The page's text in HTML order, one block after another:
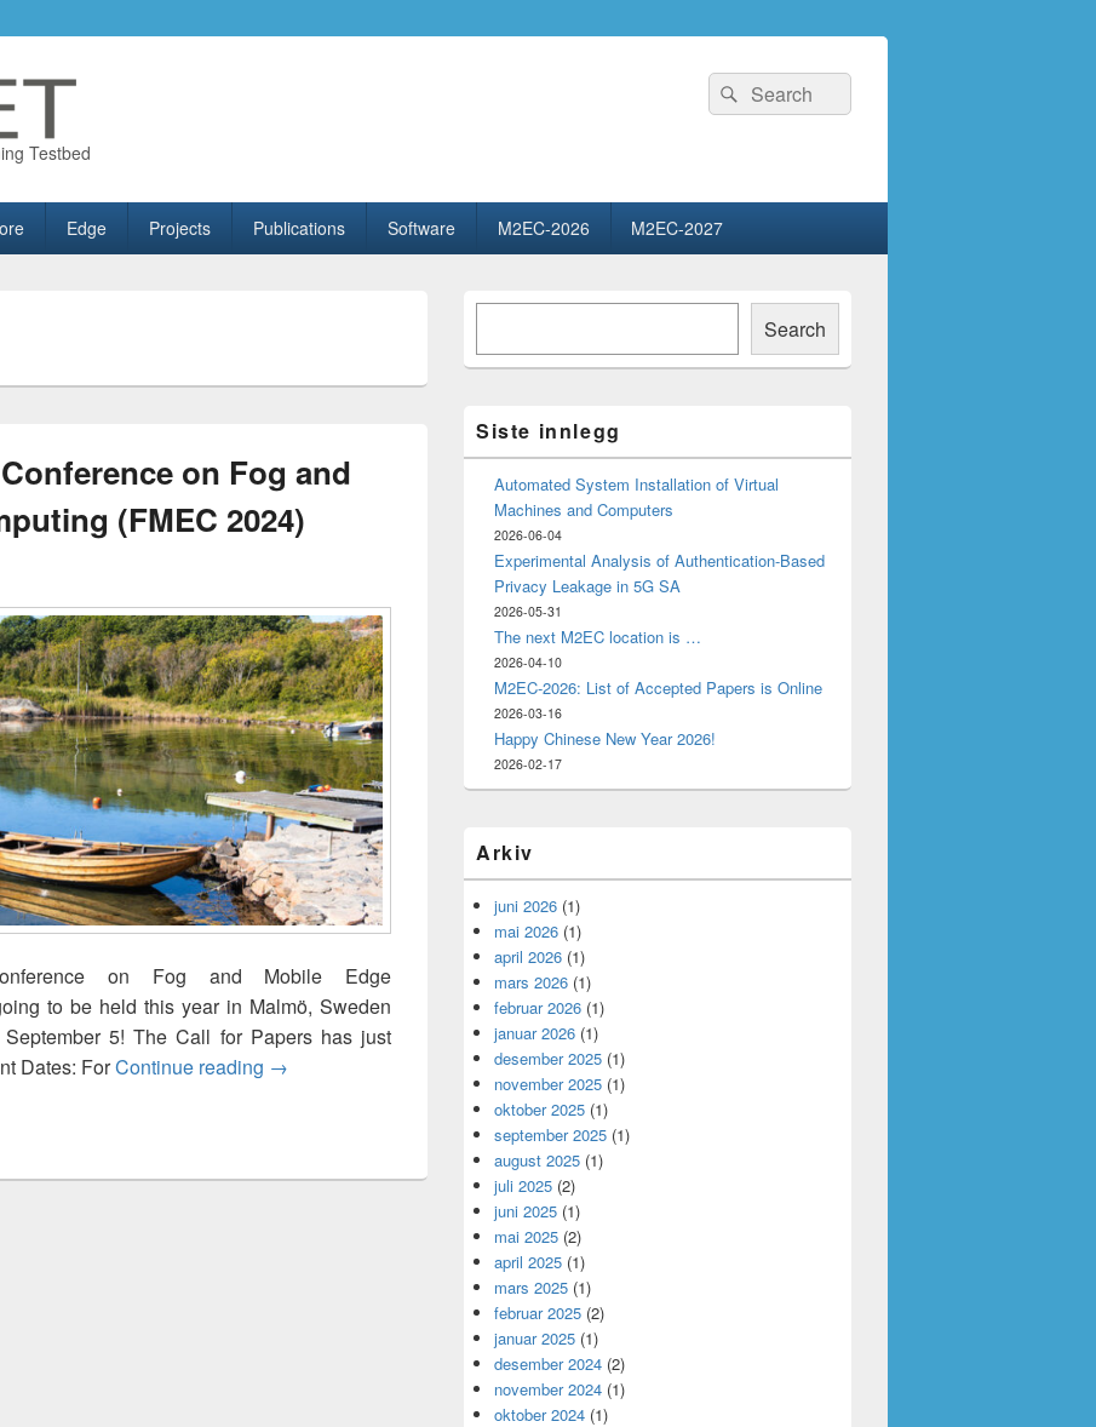
Testbed
Search
for:
Search
Edge Projects Publications Software M2EC-2026 M2EC-2027
on Fog and
(FMEC 2024)
on Fog and Mobile Edge
to be held this year in Malmö, Sweden
5! The Call for Papers has just
Dates: ForContinue reading 9th International Conference on Fog and Mobile Edge Computing (FMEC 2024)
→
Primary
Area
Search
Siste innlegg
Automated System Installation of Virtual
Machines and Computers
2026-06-04
Experimental Analysis of Authentication-Based
Privacy Leakage in 5G SA
2026-05-31
The next M2EC location is …
2026-04-10
M2EC-2026: List of Accepted Papers is Online
2026-03-16
Happy Chinese New Year 2026!
2026-02-17
Arkiv
juni 2026 (1)
mai 2026 (1)
april 2026 (1)
mars 2026 (1)
februar 2026 (1)
januar 2026 (1)
desember 2025 (1)
november 2025 (1)
oktober 2025 (1)
september 2025 (1)
august 2025 (1)
juli 2025 (2)
juni 2025 (1)
mai 2025 (2)
april 2025 (1)
mars 2025 (1)
februar 2025 (2)
januar 2025 (1)
desember 2024 (2)
november 2024 (1)
oktober 2024 (1)